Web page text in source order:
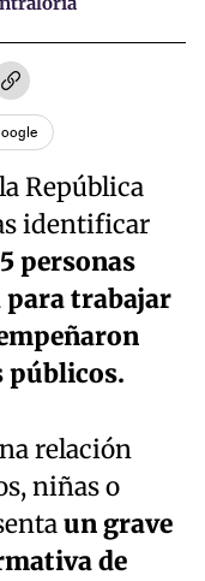
República
identificar
personas
trabajar
públicos.
relación
niñas o
un grave
de